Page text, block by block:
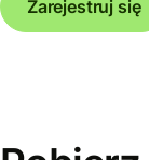
Zarejestruj się